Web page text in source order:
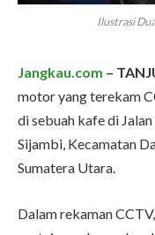
Ilustrasi
Jangkau.com –
motor yang terekam
di sebuah kafe di
Sijambi, Kecamatan
Sumatera Utara.
Dalam rekaman